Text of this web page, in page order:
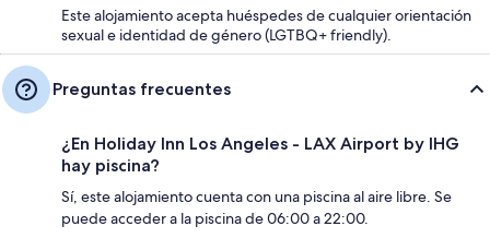
Este alojamiento acepta huéspedes de cualquier orientación
sexual e identidad de género (LGTBQ+ friendly).
Preguntas frecuentes
¿En Holiday Inn Los Angeles - LAX Airport by IHG
hay piscina?
Sí, este alojamiento cuenta con una piscina al aire libre. Se
puede acceder a la piscina de 06:00 a 22:00.